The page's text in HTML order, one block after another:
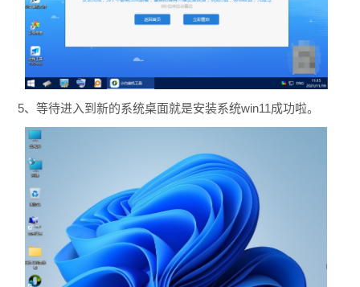
5、等待进入到新的系统桌面就是安装系统win11成功啦。